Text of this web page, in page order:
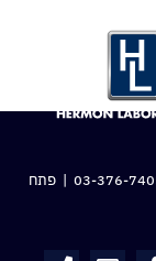
03-376- | פתח